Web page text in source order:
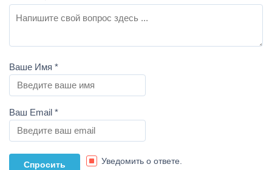
Ваше Имя *
Ваш Email *
Уведомить о ответе.